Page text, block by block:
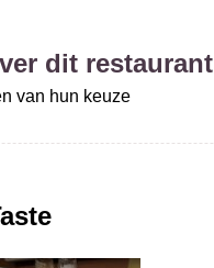
dit restaurant
van hun keuze